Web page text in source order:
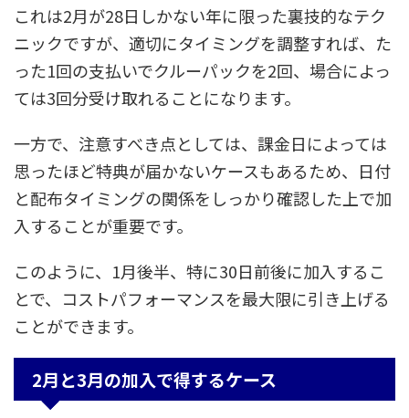
これは2月が28日しかない年に限った裏技的なテク
ニックですが、適切にタイミングを調整すれば、た
った1回の支払いでクルーパックを2回、場合によっ
ては3回分受け取れることになります。
一方で、注意すべき点としては、課金日によっては
思ったほど特典が届かないケースもあるため、日付
と配布タイミングの関係をしっかり確認した上で加
入することが重要です。
このように、1月後半、特に30日前後に加入するこ
とで、コストパフォーマンスを最大限に引き上げる
ことができます。
2月と3月の加入で得するケース